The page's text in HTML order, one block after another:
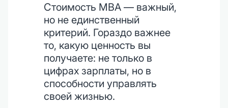
Стоимость MBA — важный,
но не единственный
критерий. Гораздо важнее
то, какую ценность вы
получаете: не только в
цифрах зарплаты, но в
способности управлять
своей жизнью.